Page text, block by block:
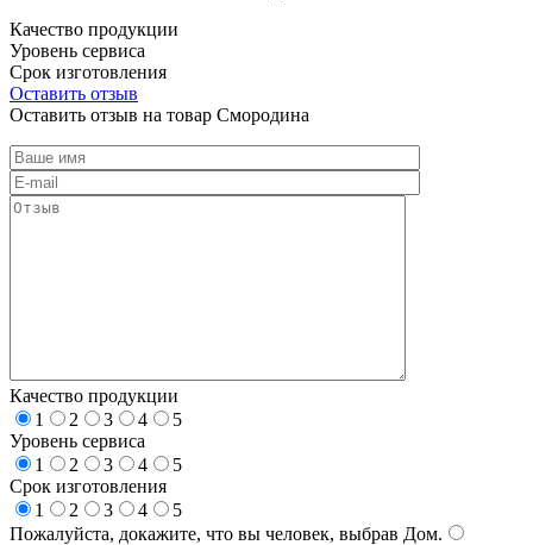
Качество продукции
Уровень сервиса
Срок изготовления
Оставить отзыв
Оставить отзыв на товар Смородина
Качество продукции
1
2 3 4
5
Уровень сервиса
1
2 3 4
5
Срок изготовления
1
2 3 4
5
Пожалуйста, докажите, что вы человек, выбрав Дом.